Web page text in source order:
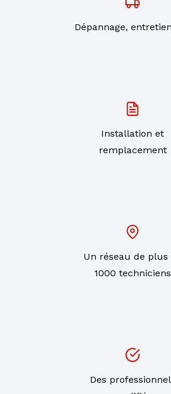
Dépannage,
Installation et
remplacement
Un réseau de plus
1000 techniciens
Des